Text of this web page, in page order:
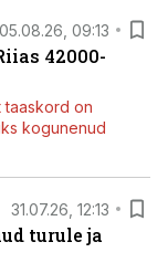
05.08.26, 09:13
42000-
taaskord on
kogunenud
31.07.26, 12:13
turule ja